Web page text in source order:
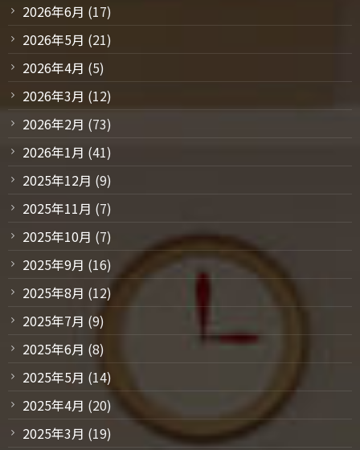
2026年6月 (17)
2026年5月 (21)
2026年4月 (5)
2026年3月 (12)
2026年2月 (73)
2026年1月 (41)
2025年12月 (9)
2025年11月 (7)
2025年10月 (7)
2025年9月 (16)
2025年8月 (12)
2025年7月 (9)
2025年6月 (8)
2025年5月 (14)
2025年4月 (20)
2025年3月 (19)